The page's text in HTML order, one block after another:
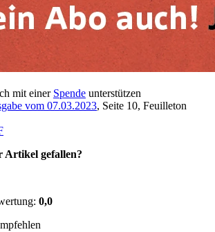
mit einer Spende unterstützen
vom 07.03.2023, Seite 10, Feuilleton
Artikel gefallen?
0,0